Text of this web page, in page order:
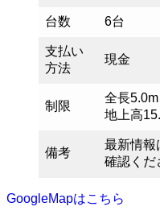
台数 6台
支払い
方法
現金
制限
全長5.0m
地上高
備考
最新情報
確認くだ
GoogleMapはこちら